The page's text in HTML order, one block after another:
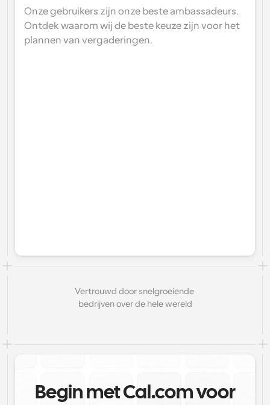
Onze gebruikers zijn onze beste ambassadeurs.
Ontdek waarom wij de beste keuze zijn voor het
plannen van vergaderingen.
Vertrouwd door snelgroeiende
bedrijven over de hele wereld
Begin met Cal.com voor